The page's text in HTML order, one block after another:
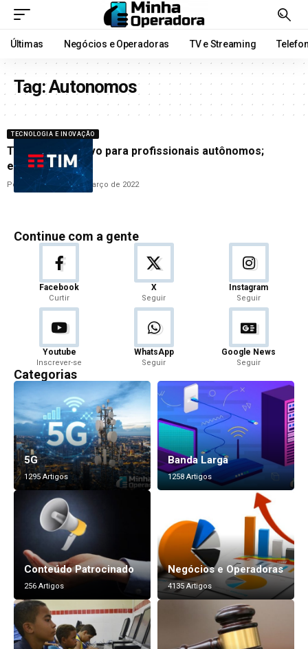
Últimas Negócios e Operadoras TV e Streaming
Tag:Autonomos
TECNOLOGIA E INOVAÇÃO
TIM cria aplicativo para profissionais autônomos;
entenda
Por Cleane Lima 16 de março de 2022
Continue com a gente
Facebook
Curtir
X
Seguir
Instagram
Seguir
Youtube
Inscrever-se
WhatsApp
Seguir
Google News
Seguir
Categorias
5G
1295 Artigos
Banda Larga
1258 Artigos
Conteúdo Patrocinado
256 Artigos
Negócios e Operadoras
4135 Artigos